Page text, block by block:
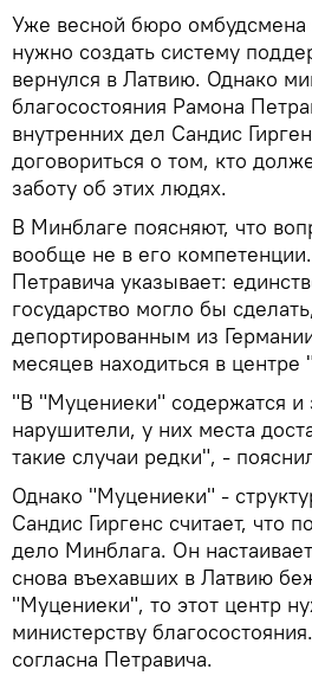
Уже весной бюро омбудсмена
нужно создать систему
вернулся в Латвию. Однако
благосостояния Рамона
внутренних дел Сандис
договориться о том, кто
заботу об этих людях.
В Минблаге поясняют, что
вообще не в его
Петравича указывает:
государство могло бы
депортированным из
месяцев находиться в
"В "Муцениеки" содержатся
нарушители, у них места
такие случаи редки", -
Однако "Муцениеки" -
Сандис Гиргенс считает, что
дело Минблага. Он
снова въехавших в Латвию
"Муцениеки", то этот центр
министерству
согласна Петравича.